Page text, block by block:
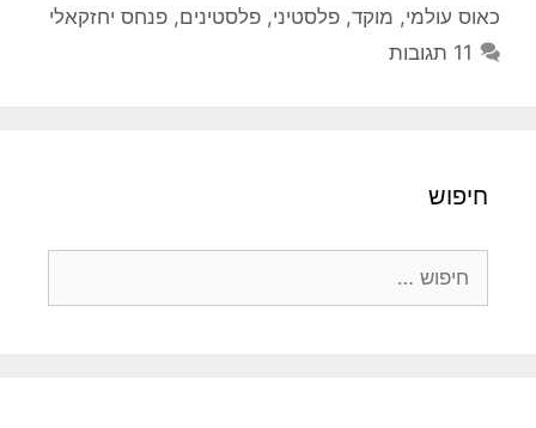
כאוס עולמי, מוקד, פלסטיני, פלסטינים, פנחס יחזקאלי
11 תגובות
חיפוש